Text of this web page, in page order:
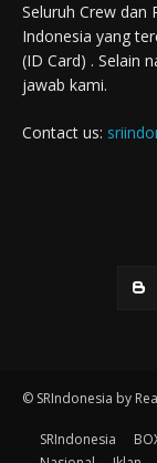
Seluruh Crew dan
Indonesia yang
(ID Card) . Selain
jawab kami.
Contact us:
© SRIndonesia by
SRIndonesia